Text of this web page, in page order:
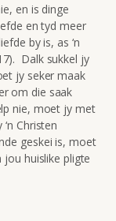
en is dinge
en tyd meer
by is, as ‘n
Dalk sukkel jy
jy seker maak
om die saak
nie, moet jy met
Christen
geskei is, moet
jou huislike pligte